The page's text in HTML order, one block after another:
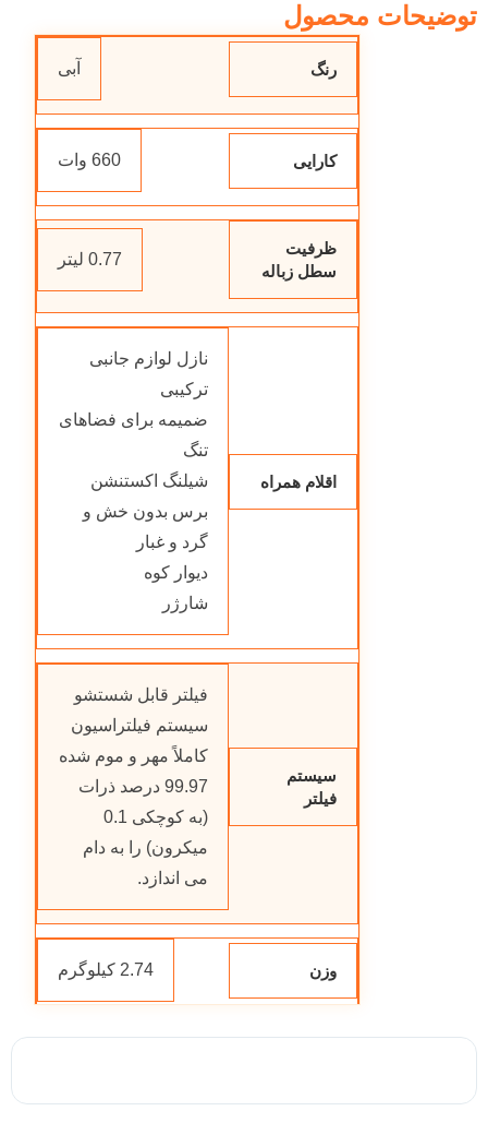
توضیحات محصول
رنگ آبی
کارایی 660 وات
ظرفیت
سطل زباله
0.77 لیتر
اقلام همراه
نازل لوازم جانبی
ترکیبی
ضمیمه برای فضاهای
تنگ
شیلنگ اکستنشن
برس بدون خش و
گرد و غبار
دیوار کوه
شارژر
سیستم
فیلتر
فیلتر قابل شستشو
سیستم فیلتراسیون
کاملاً مهر و موم شده
99.97 درصد ذرات
(به کوچکی 0.1
میکرون) را به دام
می اندازد.
وزن 2.74 کیلوگرم